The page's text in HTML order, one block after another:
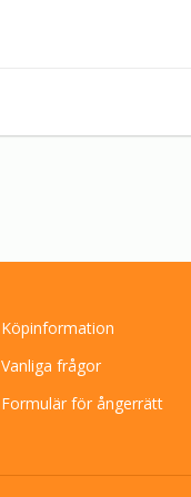
1994 och
Köpinformation
Vanliga frågor
Formulär för ångerrätt